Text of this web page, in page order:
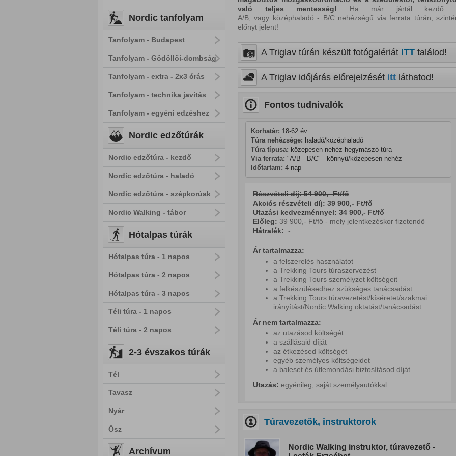
Nordic tanfolyam
Tanfolyam - Budapest
Tanfolyam - Gödöllői-dombság
Tanfolyam - extra - 2x3 órás
Tanfolyam - technika javítás
Tanfolyam - egyéni edzéshez
Nordic edzőtúrák
Nordic edzőtúra - kezdő
Nordic edzőtúra - haladó
Nordic edzőtúra - szépkorúak
Nordic Walking - tábor
Hótalpas túrák
Hótalpas túra - 1 napos
Hótalpas túra - 2 napos
Hótalpas túra - 3 napos
Téli túra - 1 napos
Téli túra - 2 napos
2-3 évszakos túrák
Tél
Tavasz
Nyár
Ősz
Archívum
való teljes mentesség! Ha már jártál kezdő
A/B, vagy középhaladó - B/C nehézségű via ferrata túrán,
előnyt jelent!
A Triglav túrán készült fotógalériát ITT találod!
A Triglav időjárás előrejelzését itt láthatod!
Fontos tudnivalók
Korhatár: 18-62 év
Túra nehézsége: haladó/középhaladó
Túra típusa: közepesen nehéz hegymászó túra
Via ferrata: "A/B - B/C" - könnyű/közepesen nehéz
Időtartam: 4 nap
Részvételi díj: 54 900,- Ft/fő
Akciós részvételi díj: 39 900,- Ft/fő
Utazási kedvezménnyel: 34 900,- Ft/fő
Előleg: 39 900,- Ft/fő - mely jelentkezéskor fizetendő
Hátralék: -
Ár tartalmazza:
a felszerelés használatot
a Trekking Tours túraszervezést
a Trekking Tours személyzet költségeit
a felkészülésedhez szükséges tanácsadást
a Trekking Tours túravezetést/kíséretet/szakmai
irányítást/Nordic Walking oktatást/tanácsadást...
Ár nem tartalmazza:
az utazásod költségét
a szállásaid díját
az étkezésed költségét
egyéb személyes költségeidet
a baleset és útlemondási biztosításod díját
Utazás: egyénileg, saját személyautókkal
Túravezetők, instruktorok
Nordic Walking instruktor, túravezető -